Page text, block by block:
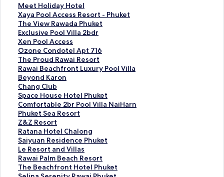
Meet Holiday Hotel
ลิ
ง
ก์
ม
า
ต
ร
ฐ
า
น
สำ
ห
รั
บ
M
e
e
t
H
Xaya Pool Access Resort - Phuket
ลิ
ง
ก์
ม
า
ต
ร
ฐ
า
น
สำ
ห
รั
บ
X
a
y
a
The View Rawada Phuket
ลิ
ง
ก์
ม
า
ต
ร
ฐ
า
น
สำ
ห
รั
บ
T
h
e
Exclusive Pool Villa 2bdr
ลิ
ง
ก์
ม
า
ต
ร
ฐ
า
น
สำ
ห
รั
บ
E
x
Xen Pool Access
ลิ
ง
ก์
ม
า
ต
ร
ฐ
า
น
สำ
ห
รั
บ
X
Ozone Condotel Apt 716
ลิ
ง
ก์
ม
า
ต
ร
ฐ
า
น
สำ
ห
รั
บ
The Proud Rawai Resort
ลิ
ง
ก์
ม
า
ต
ร
ฐ
า
น
สำ
ห
รั
Rawai Beachfront Luxury Pool Villa
ลิ
ง
ก์
ม
า
ต
ร
ฐ
า
น
สำ
ห
Beyond Karon
ลิ
ง
ก์
ม
า
ต
ร
ฐ
า
น
สำ
Chang Club
ลิ
ง
ก์
ม
า
ต
ร
ฐ
า
น
Space House Hotel Phuket
ลิ
ง
ก์
ม
า
ต
ร
ฐ
า
Comfortable 2br Pool Villa NaiHarn
ลิ
ง
ก์
ม
า
ต
ร
ฐ
Phuket Sea Resort
ลิ
ง
ก์
ม
า
ต
ร
Z&Z Resort
ลิ
ง
ก์
ม
า
ต
Ratana Hotel Chalong
ลิ
ง
ก์
ม
า
Saiyuan Residence Phuket
ลิ
ง
ก์
ม
Le Resort and Villas
ลิ
ง
ก์
Rawai Palm Beach Resort
ลิ
ง
The Beachfront Hotel Phuket
ลิ